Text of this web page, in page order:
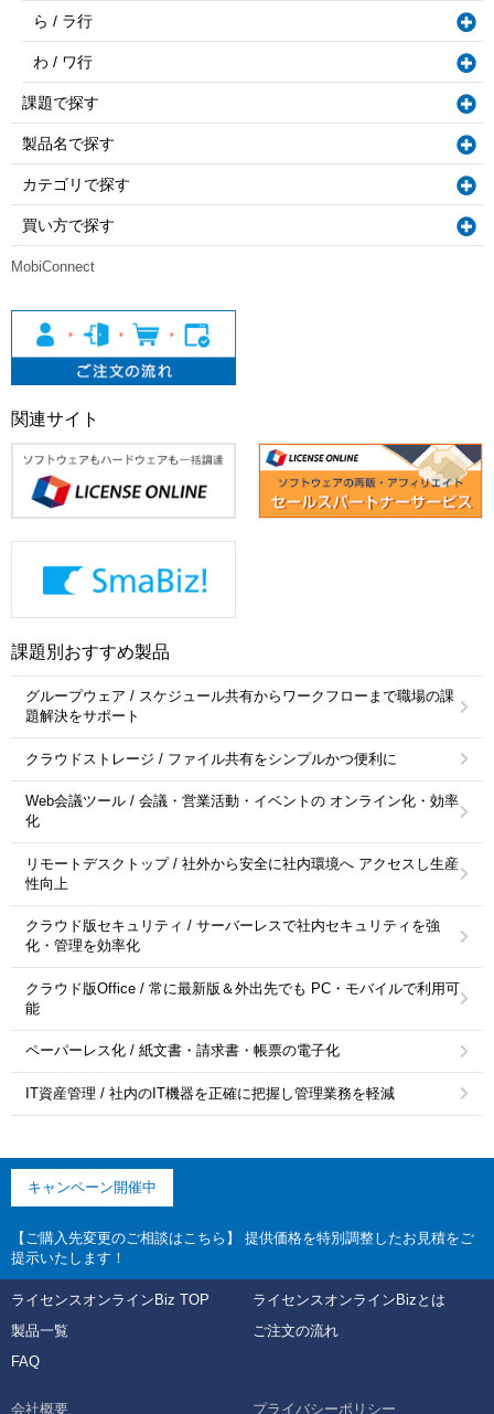
ら / ラ行
わ / ワ行
課題で探す
製品名で探す
カテゴリで探す
買い方で探す
MobiConnect
関連サイト
課題別おすすめ製品
グループウェア / スケジュール共有からワークフローまで職場の課
題解決をサポート
クラウドストレージ / ファイル共有をシンプルかつ便利に
Web会議ツール / 会議・営業活動・イベントの オンライン化・効率
化
リモートデスクトップ / 社外から安全に社内環境へ アクセスし生産
性向上
クラウド版セキュリティ / サーバーレスで社内セキュリティを強
化・管理を効率化
クラウド版Office / 常に最新版＆外出先でも PC・モバイルで利用可
能
ペーパーレス化 / 紙文書・請求書・帳票の電子化
IT資産管理 / 社内のIT機器を正確に把握し管理業務を軽減
キャンペーン開催中
【ご購入先変更のご相談はこちら】 提供価格を特別調整したお見積をご
提示いたします！
ライセンスオンラインBiz TOP
ライセンスオンラインBizとは
製品一覧
ご注文の流れ
FAQ
会社概要 プライバシーポリシー